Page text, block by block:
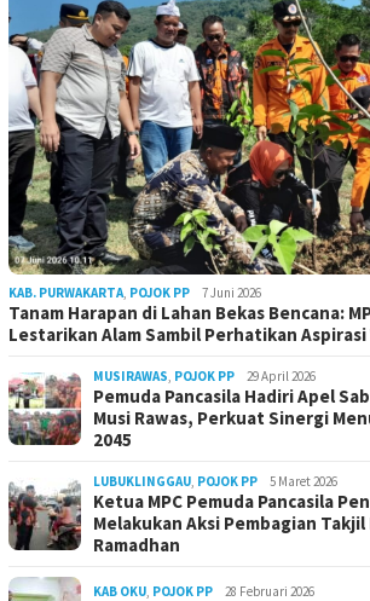
KAB. PURWAKARTA POJOK PP 7 Juni 2026
Tanam Harapan di Lahan Bekas Bencana:
Lestarikan Alam Sambil Perhatikan Aspirasi
MUSIRAWAS POJOK PP 29 April 2026
Pemuda Pancasila Hadiri Apel
Musi Rawas, Perkuat Sinergi
2045
LUBUKLINGGAU POJOK PP 5 Maret 2026
Ketua MPC Pemuda Pancasila
Melakukan Aksi Pembagian
Ramadhan
KAB OKU POJOK PP 28 Februari 2026